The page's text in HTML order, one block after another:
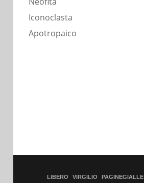
Iconoclasta
Apotropaico
LIBERO VIRGILIO PAGINEGIALLE